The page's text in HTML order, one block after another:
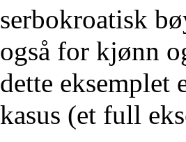
serbokroatisk
også for kjønn
dette
kasus (et full